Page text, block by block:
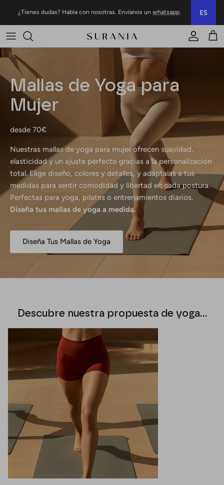
¿Tienes dudas? Habla con nosotras. Envíanos un whatsapp. ES
Cuenta
Mallas de Yoga para
Mujer
desde 70€
Nuestras mallas de yoga para mujer ofrecen suavidad,
elasticidad y un ajuste perfecto gracias a la personalización
total. Elige diseño, colores y detalles, y adáptalas a tus
medidas para sentir comodidad y libertad en cada postura.
Perfectas para yoga, pilates o entrenamientos diarios.
Diseña tus mallas de yoga a medida.
Diseña Tus Mallas de Yoga
Descubre nuestra propuesta de yoga…